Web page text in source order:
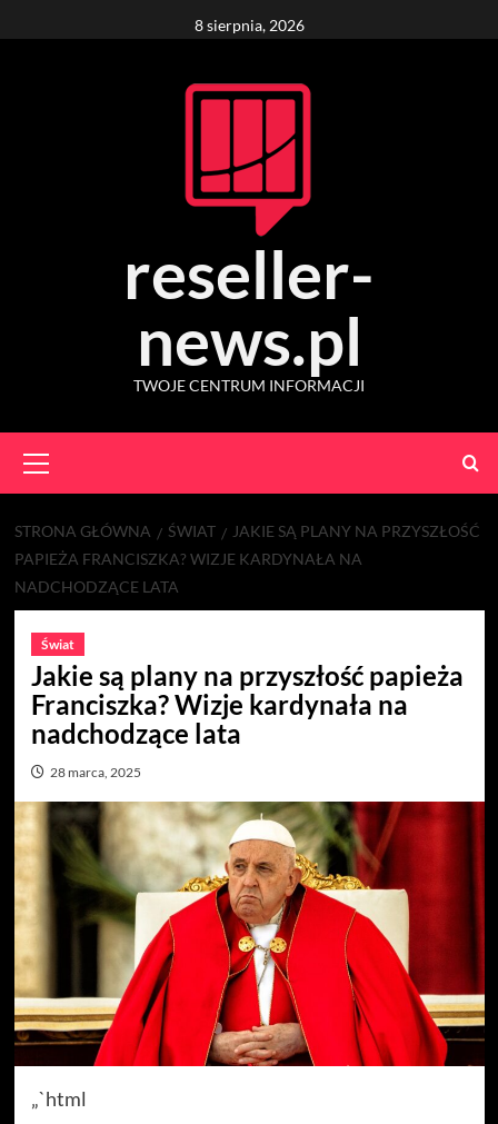
to
8 sierpnia, 2026
reseller-
news.pl
TWOJE CENTRUM INFORMACJI
Menu
STRONA GŁÓWNA ŚWIAT
JAKIE SĄ PLANY NA PRZYSZŁOŚĆ
PAPIEŻA FRANCISZKA? WIZJE KARDYNAŁA NA
NADCHODZĄCE LATA
Świat
Jakie są plany na przyszłość papieża
Franciszka? Wizje kardynała na
nadchodzące lata
28 marca, 2025
„`html